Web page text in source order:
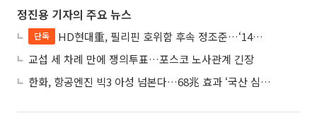
정진용 기자의 주요 뉴스
단독
HD현대重, 필리핀 호위함 후속 정조준…‘14척+α’ 싹쓸이 노린다
교섭 세 차례 만에 쟁의투표…포스코 노사관계 긴장
한화, 항공엔진 빅3 아성 넘본다…68兆 효과 ‘국산 심장’ 시동